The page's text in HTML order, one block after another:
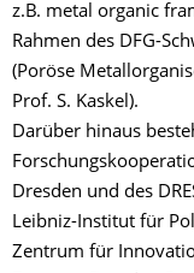
z.B. metal organic
Rahmen des DFG-
(Poröse
Prof. S. Kaskel).
Darüber hinaus
Dresden und des
Leibniz-Institut für
Zentrum für